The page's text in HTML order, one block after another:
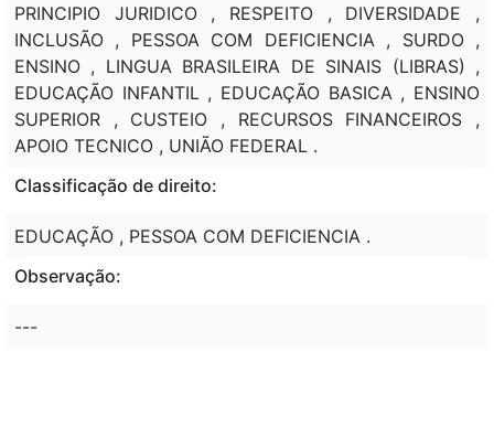
PRINCIPIO JURIDICO , RESPEITO , DIVERSIDADE ,
INCLUSÃO , PESSOA COM DEFICIENCIA , SURDO ,
ENSINO , LINGUA BRASILEIRA DE SINAIS (LIBRAS) ,
EDUCAÇÃO INFANTIL , EDUCAÇÃO BASICA , ENSINO
SUPERIOR , CUSTEIO , RECURSOS FINANCEIROS ,
APOIO TECNICO , UNIÃO FEDERAL .
Classificação de direito:
EDUCAÇÃO , PESSOA COM DEFICIENCIA .
Observação:
---